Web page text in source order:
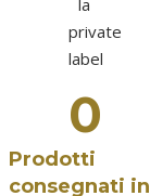
Prodotti
consegnati in
0